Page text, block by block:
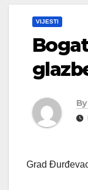
VIJESTI
By
Grad